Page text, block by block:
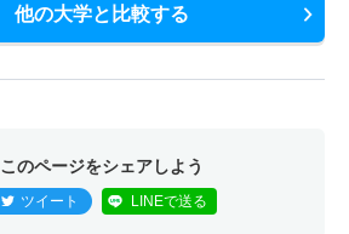
他の大学と比較する
このページをシェアしよう
ツイート LINEで送る